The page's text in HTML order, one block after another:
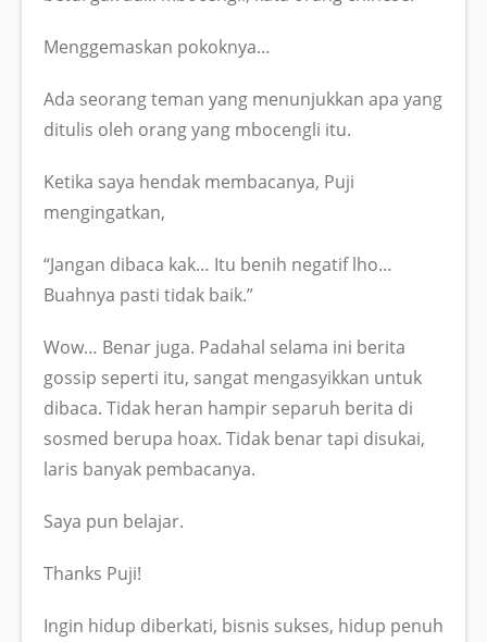
Menggemaskan pokoknya…
Ada seorang teman yang menunjukkan apa yang
ditulis oleh orang yang mbocengli itu.
Ketika saya hendak membacanya, Puji
mengingatkan,
“Jangan dibaca kak… Itu benih negatif lho…
Buahnya pasti tidak baik.”
Wow… Benar juga. Padahal selama ini berita
gossip seperti itu, sangat mengasyikkan untuk
dibaca. Tidak heran hampir separuh berita di
sosmed berupa hoax. Tidak benar tapi disukai,
laris banyak pembacanya.
Saya pun belajar.
Thanks Puji!
Ingin hidup diberkati, bisnis sukses, hidup penuh